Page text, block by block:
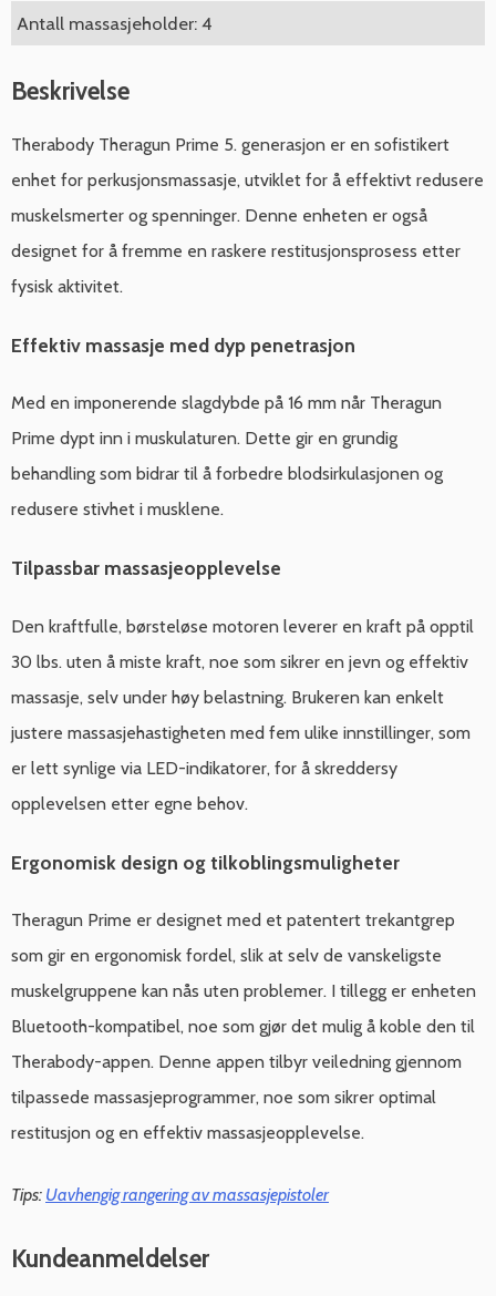
Antall massasjeholder: 4
Beskrivelse
Therabody Theragun Prime 5. generasjon er en sofistikert
enhet for perkusjonsmassasje, utviklet for å effektivt redusere
muskelsmerter og spenninger. Denne enheten er også
designet for å fremme en raskere restitusjonsprosess etter
fysisk aktivitet.
Effektiv massasje med dyp penetrasjon
Med en imponerende slagdybde på 16 mm når Theragun
Prime dypt inn i muskulaturen. Dette gir en grundig
behandling som bidrar til å forbedre blodsirkulasjonen og
redusere stivhet i musklene.
Tilpassbar massasjeopplevelse
Den kraftfulle, børsteløse motoren leverer en kraft på opptil
30 lbs. uten å miste kraft, noe som sikrer en jevn og effektiv
massasje, selv under høy belastning. Brukeren kan enkelt
justere massasjehastigheten med fem ulike innstillinger, som
er lett synlige via LED-indikatorer, for å skreddersy
opplevelsen etter egne behov.
Ergonomisk design og tilkoblingsmuligheter
Theragun Prime er designet med et patentert trekantgrep
som gir en ergonomisk fordel, slik at selv de vanskeligste
muskelgruppene kan nås uten problemer. I tillegg er enheten
Bluetooth-kompatibel, noe som gjør det mulig å koble den til
Therabody-appen. Denne appen tilbyr veiledning gjennom
tilpassede massasjeprogrammer, noe som sikrer optimal
restitusjon og en effektiv massasjeopplevelse.
Tips: Uavhengig rangering av massasjepistoler
Kundeanmeldelser